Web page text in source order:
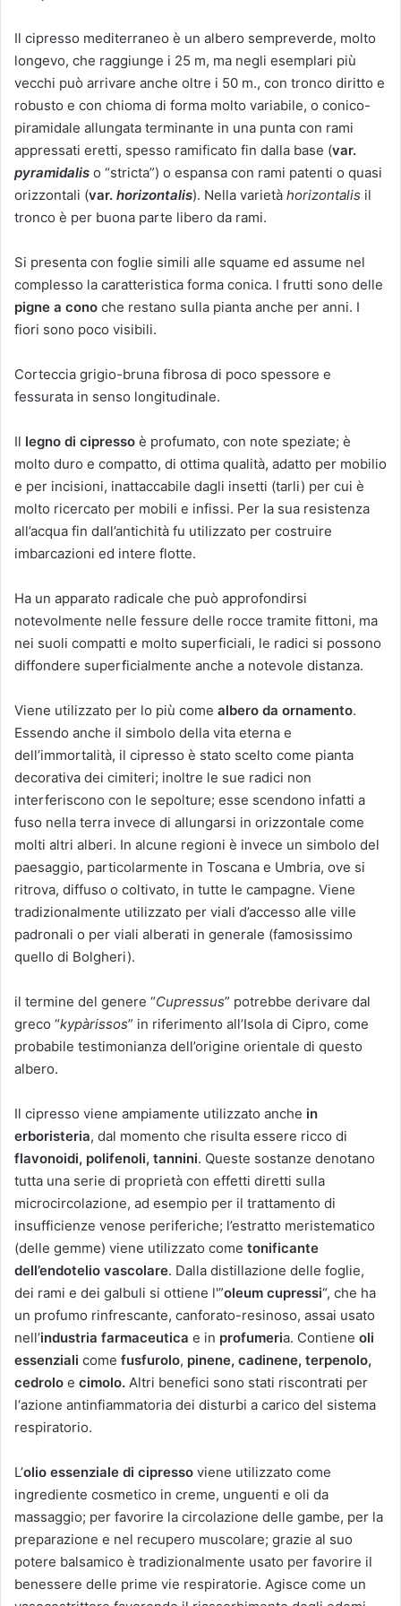
Il cipresso mediterraneo è un albero sempreverde, molto
longevo, che raggiunge i 25 m, ma negli esemplari più
vecchi può arrivare anche oltre i 50 m., con tronco diritto e
robusto e con chioma di forma molto variabile, o conico-
piramidale allungata terminante in una punta con rami
appressati eretti, spesso ramificato fin dalla base (var.
pyramidalis o “stricta”) o espansa con rami patenti o quasi
orizzontali (var. horizontalis). Nella varietà horizontalis il
tronco è per buona parte libero da rami.
Si presenta con foglie simili alle squame ed assume nel
complesso la caratteristica forma conica. I frutti sono delle
pigne a cono che restano sulla pianta anche per anni. I
fiori sono poco visibili.
Corteccia grigio-bruna fibrosa di poco spessore e
fessurata in senso longitudinale.
Il legno di cipresso è profumato, con note speziate; è
molto duro e compatto, di ottima qualità, adatto per mobilio
e per incisioni, inattaccabile dagli insetti (tarli) per cui è
molto ricercato per mobili e infissi. Per la sua resistenza
all’acqua fin dall’antichità fu utilizzato per costruire
imbarcazioni ed intere flotte.
Ha un apparato radicale che può approfondirsi
notevolmente nelle fessure delle rocce tramite fittoni, ma
nei suoli compatti e molto superficiali, le radici si possono
diffondere superficialmente anche a notevole distanza.
Viene utilizzato per lo più come albero da ornamento.
Essendo anche il simbolo della vita eterna e
dell’immortalità, il cipresso è stato scelto come pianta
decorativa dei cimiteri; inoltre le sue radici non
interferiscono con le sepolture; esse scendono infatti a
fuso nella terra invece di allungarsi in orizzontale come
molti altri alberi. In alcune regioni è invece un simbolo del
paesaggio, particolarmente in Toscana e Umbria, ove si
ritrova, diffuso o coltivato, in tutte le campagne. Viene
tradizionalmente utilizzato per viali d’accesso alle ville
padronali o per viali alberati in generale (famosissimo
quello di Bolgheri).
il termine del genere “Cupressus” potrebbe derivare dal
greco “kypàrissos” in riferimento all’Isola di Cipro, come
probabile testimonianza dell’origine orientale di questo
albero.
Il cipresso viene ampiamente utilizzato anche in
erboristeria, dal momento che risulta essere ricco di
flavonoidi, polifenoli, tannini. Queste sostanze denotano
tutta una serie di proprietà con effetti diretti sulla
microcircolazione, ad esempio per il trattamento di
insufficienze venose periferiche; l’estratto meristematico
(delle gemme) viene utilizzato come tonificante
dell’endotelio vascolare. Dalla distillazione delle foglie,
dei rami e dei galbuli si ottiene l'”oleum cupressi“, che ha
un profumo rinfrescante, canforato-resinoso, assai usato
nell’industria farmaceutica e in profumeria. Contiene oli
essenziali come fusfurolo, pinene, cadinene, terpenolo,
cedrolo e cimolo. Altri benefici sono stati riscontrati per
l‘azione antinfiammatoria dei disturbi a carico del sistema
respiratorio.
L’olio essenziale di cipresso viene utilizzato come
ingrediente cosmetico in creme, unguenti e oli da
massaggio; per favorire la circolazione delle gambe, per la
preparazione e nel recupero muscolare; grazie al suo
potere balsamico è tradizionalmente usato per favorire il
benessere delle prime vie respiratorie. Agisce come un